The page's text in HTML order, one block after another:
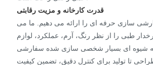
قدرت کارخانه و مزیت رقابتی
سازی حرفه ای را ارائه می دهیم. ما می
طبی را از نظر رنگ، آرم، عملکرد، لوازم
به شیوه ای بسیار شخصی سازی شده سفارشی
تا تولید برای کنترل دقیق، تضمین کیفیت